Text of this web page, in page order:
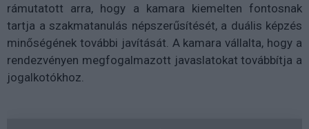
rámutatott arra, hogy a kamara kiemelten fontosnak
tartja a szakmatanulás népszerűsítését, a duális képzés
minőségének további javítását. A kamara vállalta, hogy a
rendezvényen megfogalmazott javaslatokat továbbítja a
jogalkotókhoz.